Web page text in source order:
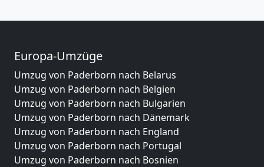
Europa-Umzüge
Umzug von Paderborn nach Belarus
Umzug von Paderborn nach Belgien
Umzug von Paderborn nach Bulgarien
Umzug von Paderborn nach Dänemark
Umzug von Paderborn nach England
Umzug von Paderborn nach Portugal
Umzug von Paderborn nach Bosnien